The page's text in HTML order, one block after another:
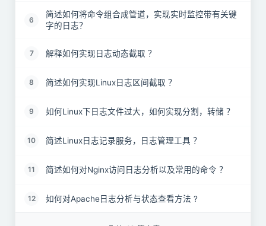
6
简述如何将命令组合成管道，实现实时监控带有关键
字的日志？
7 解释如何实现日志动态截取 ？
8 简述如何实现Linux日志区间截取 ？
9 如何Linux下日志文件过大，如何实现分割，转储 ？
10 简述Linux日志记录服务，日志管理工具 ？
11 简述如何对Nginx访问日志分析以及常用的命令 ？
12 如何对Apache日志分析与状态查看方法 ?